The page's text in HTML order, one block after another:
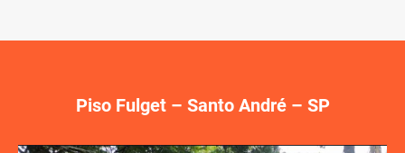
Piso Fulget – Santo André – SP